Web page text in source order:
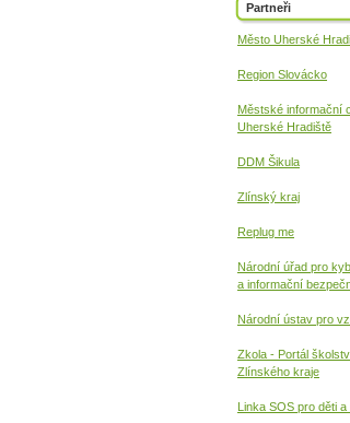
Partneři
Město Uherské
Region Slovácko
Městské informační
Uherské Hradiště
DDM Šikula
Zlínský kraj
Replug me
Národní úřad pro
a informační
Národní ústav pro
Zkola - Portál
Zlínského kraje
Linka SOS pro děti a